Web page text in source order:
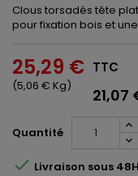
Clous torsadés tête
pour fixation bois et
25,29 €
(5,06 € Kg)
TTC
21,07
Quantité
 Livraison sous 48H